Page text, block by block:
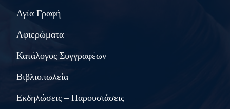
Αγία Γραφή
Αφιερώματα
Κατάλογος Συγγραφέων
Βιβλιοπωλεία
Εκδηλώσεις – Παρουσιάσεις